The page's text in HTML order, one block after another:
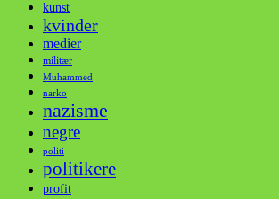
kunst
kvinder
medier
militær
Muhammed
narko
nazisme
negre
politi
politikere
profit